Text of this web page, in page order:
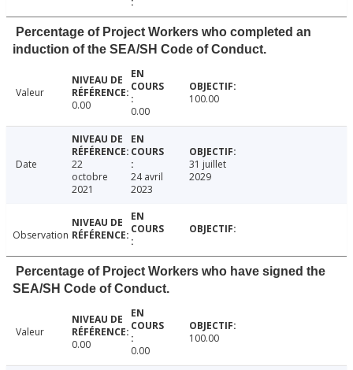
Percentage of Project Workers who completed an
induction of the SEA/SH Code of Conduct.
Valeur
0.00
0.00
100.00
Date
22
octobre
2021
24 avril
2023
31 juillet
2029
Observation
Percentage of Project Workers who have signed the
SEA/SH Code of Conduct.
Valeur
0.00
0.00
100.00